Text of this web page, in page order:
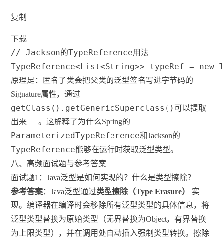
复制
下载
// Jackson的TypeReference用法
TypeReference<List<String>> typeRef = new
原理是：匿名子类会把父类的泛型签名写进字节码的
Signature属性，通过
getClass().getGenericSuperclass() 可以提取
出来
。这解释了为什么Spring的
ParameterizedTypeReference和Jackson的
TypeReference能够在运行时获取泛型类型。
八、高频面试题与参考答案
面试题1：Java泛型是如何实现的？什么是类型擦除？
参考答案：Java泛型通过类型擦除（Type Erasure）
实
现。编译器在编译时会移除所有泛型类型的具体信息，将
泛型类型替换为原始类型（无界替换为Object，有界替换
为上限类型），并在调用处自动插入强制类型转换。擦除